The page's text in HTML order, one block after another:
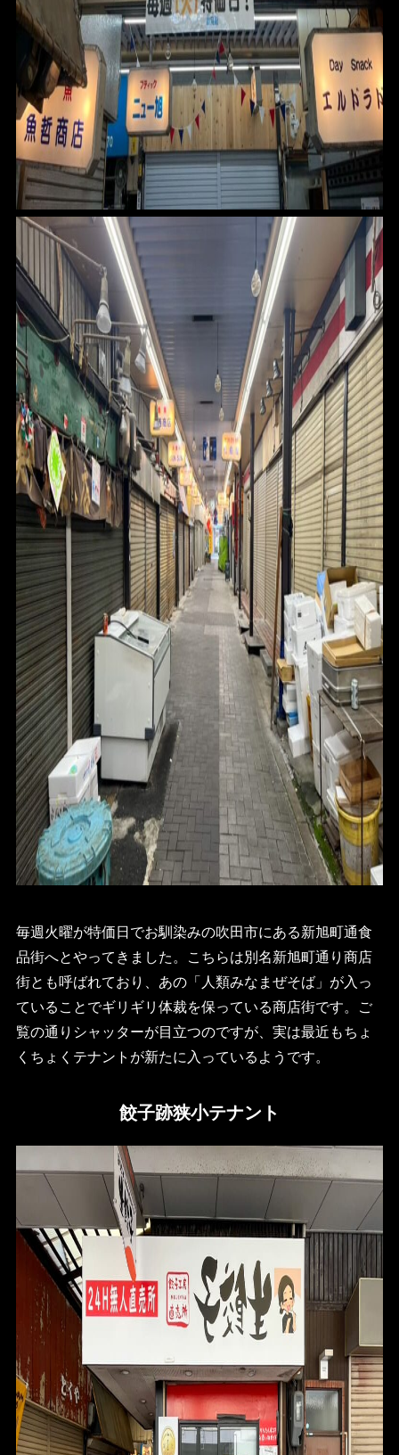
毎週火曜が特価日でお馴染みの吹田市にある新旭町通食
品街へとやってきました。こちらは別名新旭町通り商店
街とも呼ばれており、あの「人類みなまぜそば」が入っ
ていることでギリギリ体裁を保っている商店街です。ご
覧の通りシャッターが目立つのですが、実は最近もちょ
くちょくテナントが新たに入っているようです。
餃子跡狭小テナント